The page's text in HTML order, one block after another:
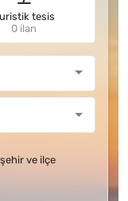
tesis
0 ilan
ve ilçe